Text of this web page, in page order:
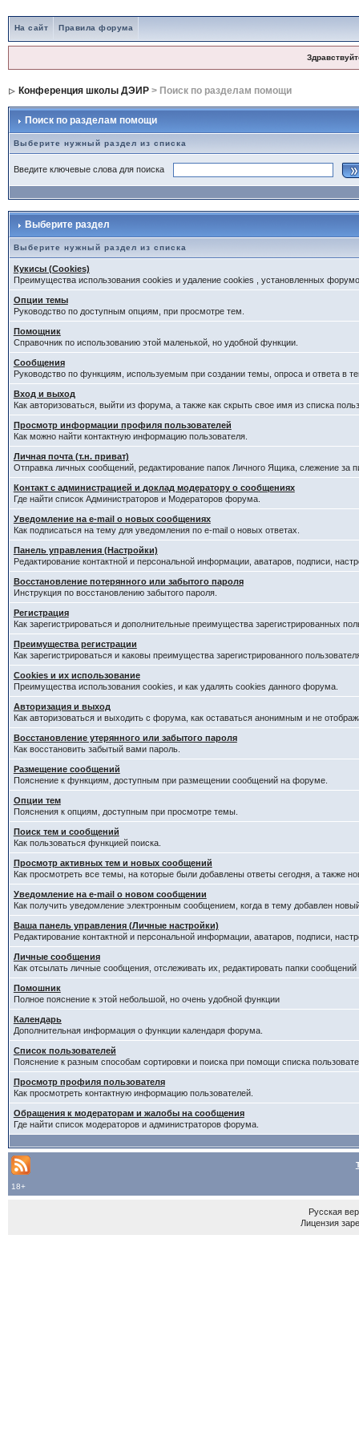
На сайт Правила форума
Конференция школы ДЭИР> Поиск по разделам помощи
Поиск по разделам помощи
Выберите нужный раздел из списка
Введите ключевые слова для поиска
Выберите раздел
Выберите нужный раздел из списка
Кукисы (Cookies)
Преимущества использования cookies и удаление cookies , установленных
Опции темы
Руководство по доступным опциям, при просмотре тем.
Помощник
Справочник по использованию этой маленькой, но удобной функции.
Сообщения
Руководство по функциям, используемым при создании темы, опроса и ответа в
Вход и выход
Как авторизоваться, выйти из форума, а также как скрыть свое имя из списка
Просмотр информации профиля пользователей
Как можно найти контактную информацию пользователя.
Личная почта (т.н. приват)
Отправка личных сообщений, редактирование папок Личного Ящика, слежение за
Контакт с администрацией и доклад модератору о сообщениях
Где найти список Администраторов и Модераторов форума.
Уведомление на e-mail о новых сообщениях
Как подписаться на тему для уведомления по e-mail о новых ответах.
Панель управления (Настройки)
Редактирование контактной и персональной информации, аватаров, подписи,
Восстановление потерянного или забытого пароля
Инструкция по восстановлению забытого пароля.
Регистрация
Как зарегистрироваться и дополнительные преимущества зарегистрированных
Преимущества регистрации
Как зарегистрироваться и каковы преимущества зарегистрированного
Cookies и их использование
Преимущества использования cookies, и как удалять cookies данного форума.
Авторизация и выход
Как авторизоваться и выходить с форума, как оставаться анонимным и не
Восстановление утерянного или забытого пароля
Как восстановить забытый вами пароль.
Размещение сообщений
Пояснение к функциям, доступным при размещении сообщений на форуме.
Опции тем
Пояснения к опциям, доступным при просмотре темы.
Поиск тем и сообщений
Как пользоваться функцией поиска.
Просмотр активных тем и новых сообщений
Как просмотреть все темы, на которые были добавлены ответы сегодня, а также
Уведомление на е-mail о новом сообщении
Как получить уведомление электронным сообщением, когда в тему добавлен
Ваша панель управления (Личные настройки)
Редактирование контактной и персональной информации, аватаров, подписи,
Личные сообщения
Как отсылать личные сообщения, отслеживать их, редактировать папки
Помошник
Полное пояснение к этой небольшой, но очень удобной функции
Календарь
Дополнительная информация о функции календаря форума.
Список пользователей
Пояснение к разным способам сортировки и поиска при помощи списка
Просмотр профиля пользователя
Как просмотреть контактную информацию пользователей.
Обращения к модераторам и жалобы на сообщения
Где найти список модераторов и администраторов форума.
18+
Русская
Лицензия